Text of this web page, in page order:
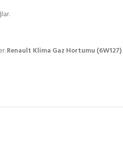
Renault Klima Gaz Hortumu (6W127)